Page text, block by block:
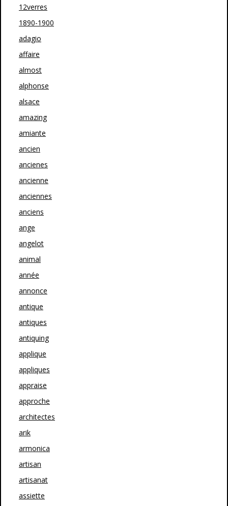
12verres
1890-1900
adagio
affaire
almost
alphonse
alsace
amazing
amiante
ancien
ancienes
ancienne
anciennes
anciens
ange
angelot
animal
année
annonce
antique
antiques
antiquing
applique
appliques
appraise
approche
architectes
arik
armonica
artisan
artisanat
assiette